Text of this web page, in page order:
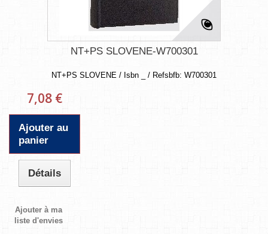
NT+PS SLOVENE-W700301
NT+PS SLOVENE / Isbn _ / Refsbfb: W700301
7,08 €
Ajouter au
panier
Détails
Ajouter à ma
liste d'envies